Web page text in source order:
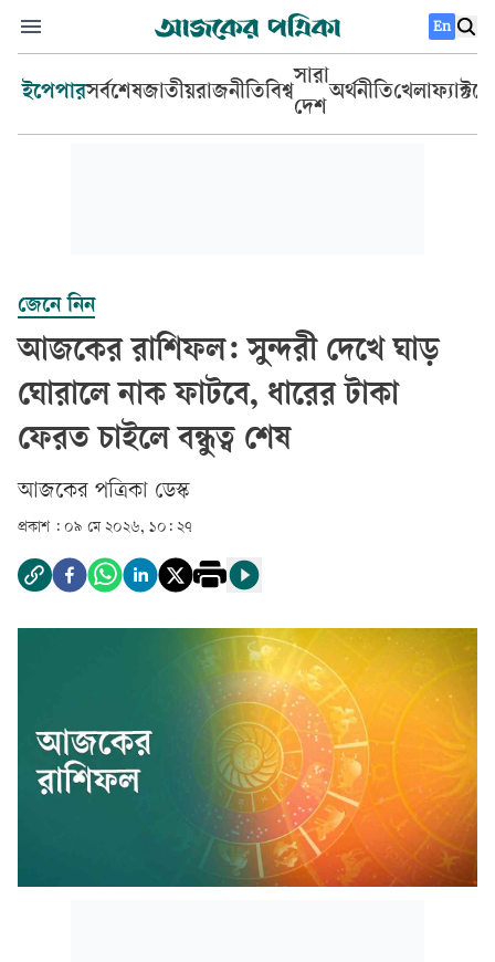
En
ইপেপারসর্বশেষজাতীয়রাজনীতিবিশ্ব
সারা
দেশ
অর্থনীতিখেলা
জেনে নিন
আজকের রাশিফল: সুন্দরী দেখে ঘাড়
ঘোরালে নাক ফাটবে, ধারের টাকা
ফেরত চাইলে বন্ধুত্ব শেষ
আজকের পত্রিকা ডেস্ক­
প্রকাশ : ০৯ মে ২০২৬, ১০: ২৭